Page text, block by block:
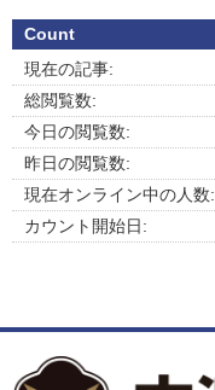
Count
現在の記事:
総閲覧数:
今日の閲覧数:
昨日の閲覧数:
現在オンライン中の人数:
カウント開始日: